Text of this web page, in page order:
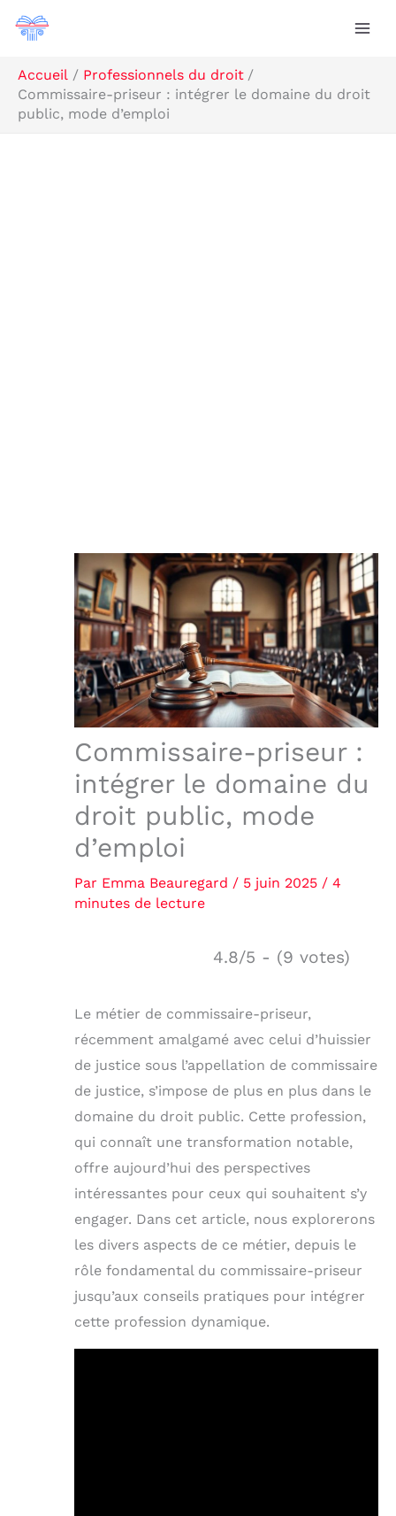
Aller
Accueil
Professionnels du droit
Commissaire-priseur : intégrer le domaine du droit
public, mode d’emploi
Commissaire-priseur :
intégrer le domaine du
droit public, mode
d’emploi
Par Emma Beauregard / 5 juin 2025 / 4
minutes de lecture
4.8/5 - (9 votes)
Le métier de commissaire-priseur,
récemment amalgamé avec celui d’huissier
de justice sous l’appellation de commissaire
de justice, s’impose de plus en plus dans le
domaine du droit public. Cette profession,
qui connaît une transformation notable,
offre aujourd’hui des perspectives
intéressantes pour ceux qui souhaitent s’y
engager. Dans cet article, nous explorerons
les divers aspects de ce métier, depuis le
rôle fondamental du commissaire-priseur
jusqu’aux conseils pratiques pour intégrer
cette profession dynamique.
Rechercher